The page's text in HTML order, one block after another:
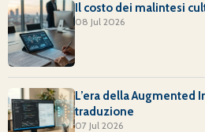
Il costo dei malintesi
08 Jul 2026
L’era della Augmented
traduzione
07 Jul 2026